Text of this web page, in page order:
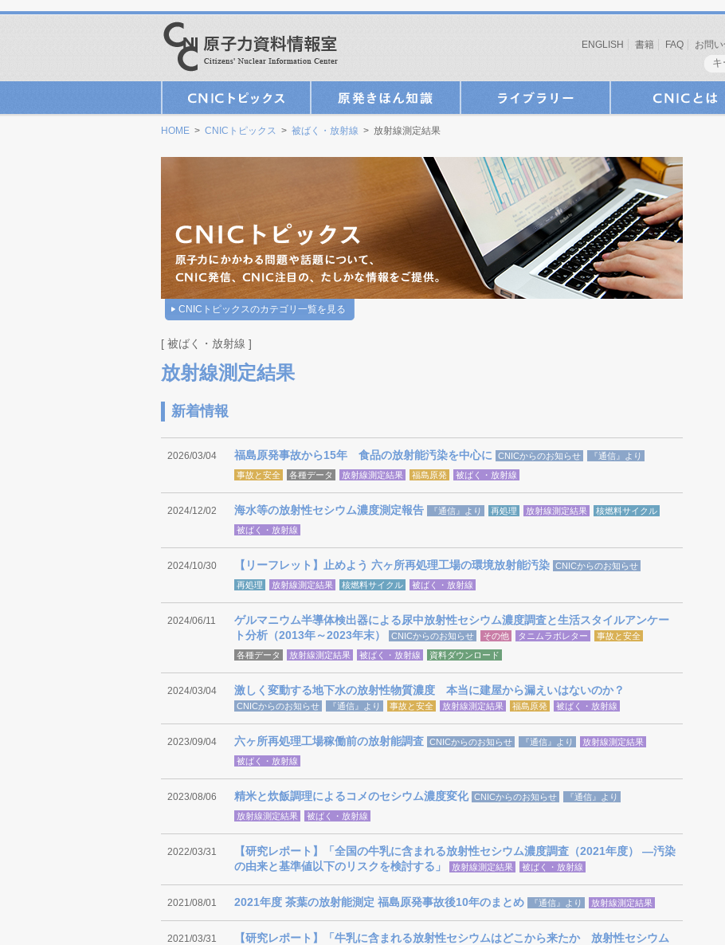
ENGLISH 書籍 FAQ お問
HOME > CNICトピックス > 被ばく・放射線 > 放射線測定結果
CNICトピックスのカテゴリ一覧を見る
[ 被ばく・放射線 ]
放射線測定結果
新着情報
2026/03/04 福島原発事故から15年 食品の放射能汚染を中心に CNICからのお知らせ
『通信』より
事故と安全
各種データ 放射線測定結果 福島原発 被ばく・放射線
2024/12/02 海水等の放射性セシウム濃度測定報告 『通信』より 再処理 放射線測定結果
核燃料サイクル
被ばく・放射線
2024/10/30 【リーフレット】止めよう 六ヶ所再処理工場の環境放射能汚染 CNICからのお知らせ
再処理
放射線測定結果 核燃料サイクル 被ばく・放射線
2024/06/11
ゲルマニウム半導体検出器による尿中放射性セシウム濃度調査と生活スタイルアンケー
ト分析（2013年～2023年末）
CNICからのお知らせ その他 タニムラボレター
事故と安全
各種データ
放射線測定結果 被ばく・放射線 資料ダウンロード
2024/03/04 激しく変動する地下水の放射性物質濃度 本当に建屋から漏えいはないのか？
CNICからのお知らせ 『通信』より 事故と安全 放射線測定結果 福島原発 被ばく・放射線
2023/09/04 六ヶ所再処理工場稼働前の放射能調査 CNICからのお知らせ 『通信』より
放射線測定結果
被ばく・放射線
2023/08/06 精米と炊飯調理によるコメのセシウム濃度変化 CNICからのお知らせ
『通信』より
放射線測定結果
被ばく・放射線
2022/03/31
【研究レポート】「全国の牛乳に含まれる放射性セシウム濃度調査（2021年度） ―汚染
の由来と基準値以下のリスクを検討する」
放射線測定結果 被ばく・放射線
2021/08/01 2021年度 茶葉の放射能測定 福島原発事故後10年のまとめ 『通信』より 放射線測定結果
2021/03/31
【研究レポート】「牛乳に含まれる放射性セシウムはどこから来たか 放射性セシウム